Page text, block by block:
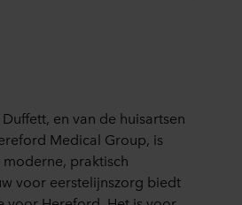
Duffett, en van de huisartsen
Medical Group, is
moderne, praktisch
voor eerstelijnszorg biedt